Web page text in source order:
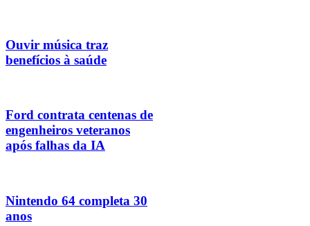
Ouvir música traz
benefícios à saúde
Ford contrata centenas de
engenheiros veteranos
após falhas da IA
Nintendo 64 completa 30
anos